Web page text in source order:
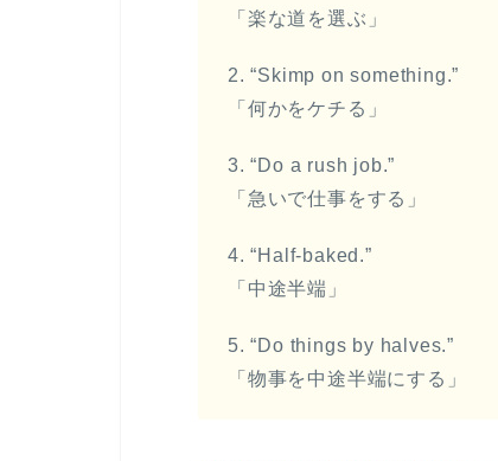
「楽な道を選ぶ」
2. “Skimp on something.”
「何かをケチる」
3. “Do a rush job.”
「急いで仕事をする」
4. “Half-baked.”
「中途半端」
5. “Do things by halves.”
「物事を中途半端にする」